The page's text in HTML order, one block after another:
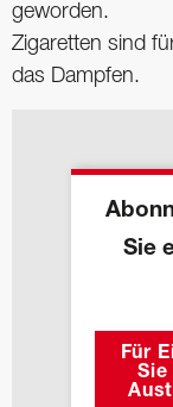
geworden.
Zigaretten sind
das Dampfen.
Sie
Für
Sie